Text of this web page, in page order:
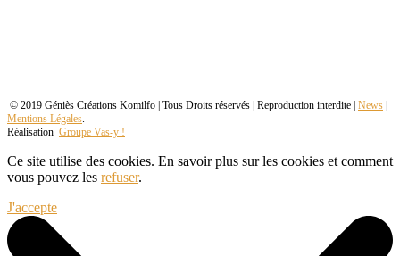
© 2019 Géniès Créations Komilfo | Tous Droits réservés | Reproduction interdite | News
Mentions Légales.
Réalisation Groupe Vas-y !
Ce site utilise des cookies. En savoir plus sur les cookies et comment
vous pouvez les refuser.
J'accepte